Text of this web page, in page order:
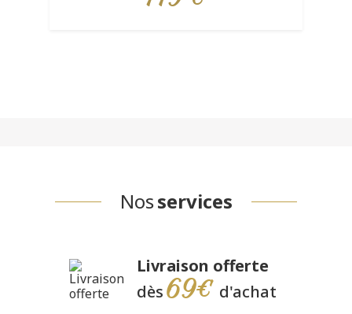
Nosservices
Livraison offerte
dès69€ d'achat